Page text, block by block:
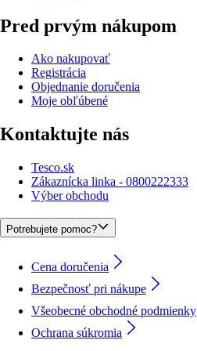
Pred prvým nákupom
Ako nakupovať
Registrácia
Objednanie doručenia
Moje obľúbené
Kontaktujte nás
Tesco.sk
Zákaznícka linka - 0800222333
Výber obchodu
Potrebujete pomoc?
Cena doručenia
Bezpečnosť pri nákupe
Všeobecné obchodné podmienky
Ochrana súkromia